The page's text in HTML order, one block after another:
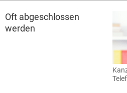
Oft abgeschlossen
werden